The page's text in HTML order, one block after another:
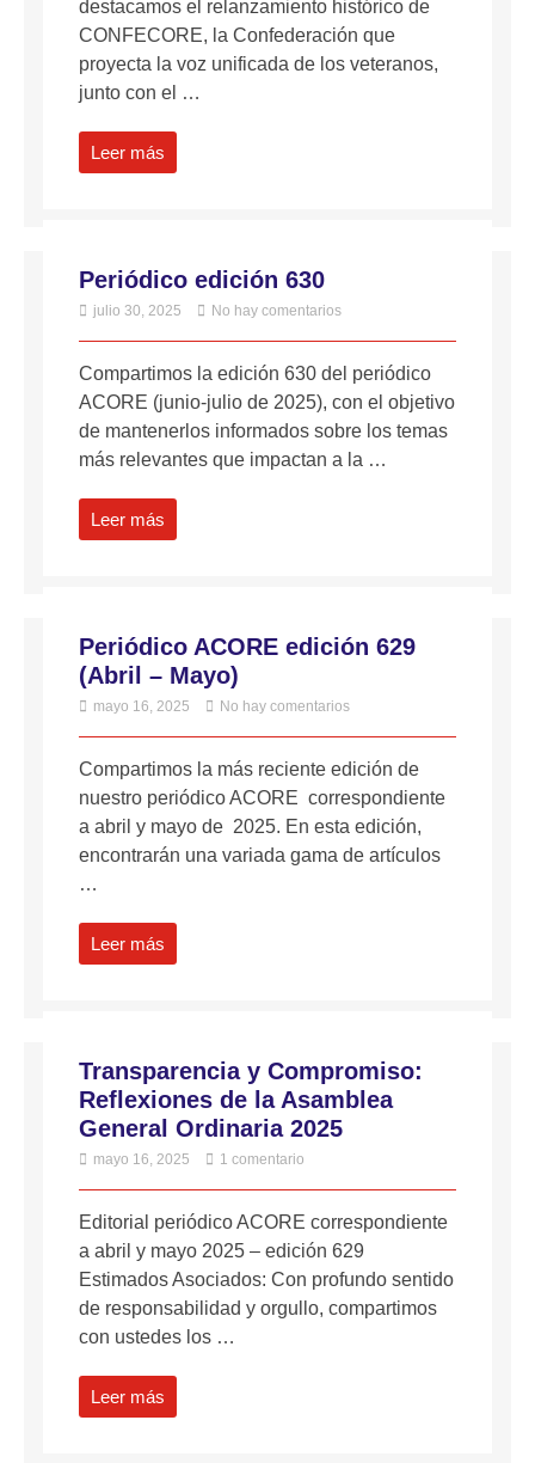
destacamos el relanzamiento histórico de
CONFECORE, la Confederación que
proyecta la voz unificada de los veteranos,
junto con el …
Leer más
Periódico edición 630
julio 30, 2025 No hay comentarios
Compartimos la edición 630 del periódico
ACORE (junio-julio de 2025), con el objetivo
de mantenerlos informados sobre los temas
más relevantes que impactan a la …
Leer más
Periódico ACORE edición 629
(Abril – Mayo)
mayo 16, 2025 No hay comentarios
Compartimos la más reciente edición de
nuestro periódico ACORE correspondiente
a abril y mayo de 2025. En esta edición,
encontrarán una variada gama de artículos
…
Leer más
Transparencia y Compromiso:
Reflexiones de la Asamblea
General Ordinaria 2025
mayo 16, 2025 1 comentario
Editorial periódico ACORE correspondiente
a abril y mayo 2025 – edición 629
Estimados Asociados: Con profundo sentido
de responsabilidad y orgullo, compartimos
con ustedes los …
Leer más